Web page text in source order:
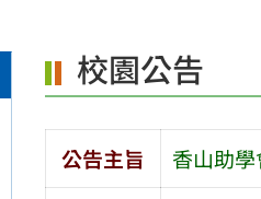
校園公告
公告主旨
香山助